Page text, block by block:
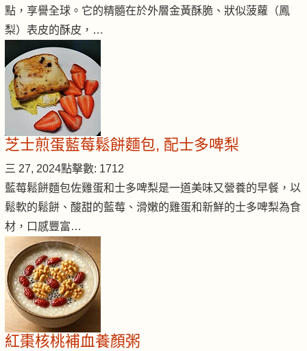
點，享譽全球。它的精髓在於外層金黃酥脆、狀似菠蘿（鳳
梨）表皮的酥皮，…
芝士煎蛋藍莓鬆餅麵包, 配士多啤梨
三 27, 2024點擊數: 1712
藍莓鬆餅麵包佐雞蛋和士多啤梨是一道美味又營養的早餐，以
鬆軟的鬆餅、酸甜的藍莓、滑嫩的雞蛋和新鮮的士多啤梨為食
材，口感豐富…
紅棗核桃補血養顏粥